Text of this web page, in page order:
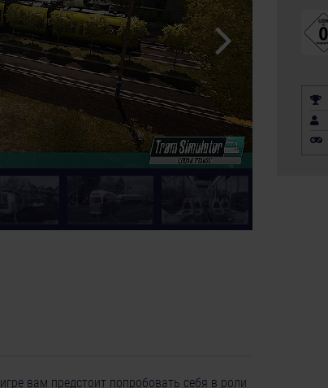
вам предстоит попробовать себя в роли